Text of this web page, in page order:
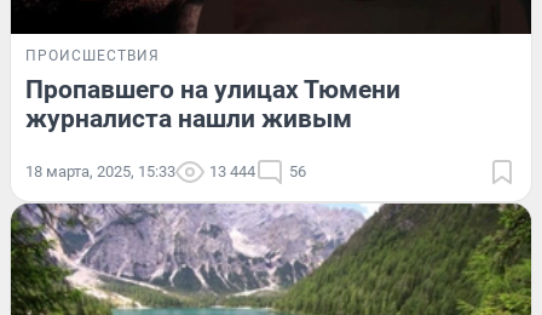
ПРОИСШЕСТВИЯ
Пропавшего на улицах Тюмени
журналиста нашли живым
18 марта, 2025, 15:33 13 444 56